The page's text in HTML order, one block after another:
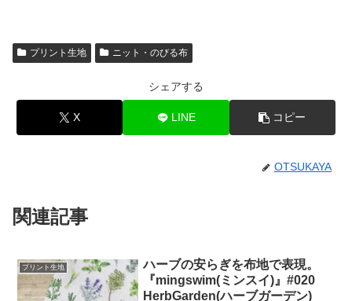
プリント生地 ニット・のびる布
シェアする
X LINE コピー
OTSUKAYA
関連記事
プリント生地
ハーブの安らぎを布地で表現。
『mingswim(ミンスイ)』#020
HerbGarden(ハーブガーデン)